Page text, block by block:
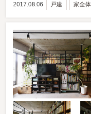
2017.08.06 戸建 家全体